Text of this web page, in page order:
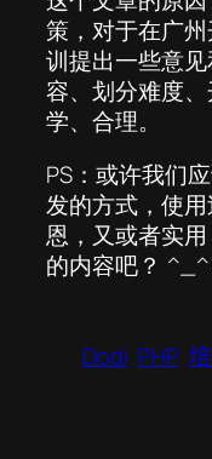
策，对于在广
训提出一些意
容、划分难度
学、合理。
PS：或许我们
发的方式，使
恩，又或者实
的内容吧？
Dodi PHP